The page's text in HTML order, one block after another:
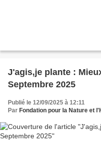
J'agis,je plante :
Septembre 2025
Publié le 12/09/2025 à 12:11
Par Fondation pour la Nature et